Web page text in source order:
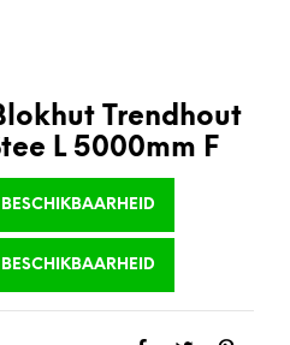
Trendhout
L 5000mm F
BESCHIKBAARHEID
BESCHIKBAARHEID